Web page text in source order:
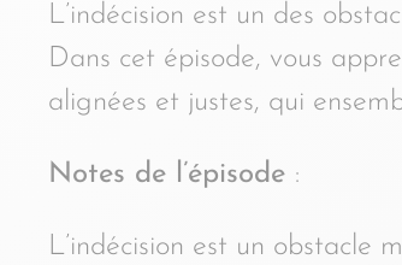
L’indécision est un des
Dans cet épisode, vous
alignées et justes, qui
Notes de l’épisode :
L’indécision est un obstacle